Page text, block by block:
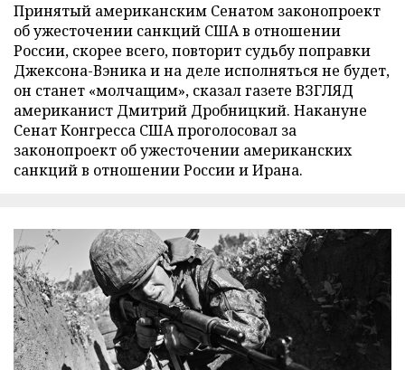
Принятый американским Сенатом законопроект
об ужесточении санкций США в отношении
России, скорее всего, повторит судьбу поправки
Джексона-Вэника и на деле исполняться не будет,
он станет «молчащим», сказал газете ВЗГЛЯД
американист Дмитрий Дробницкий. Накануне
Сенат Конгресса США проголосовал за
законопроект об ужесточении американских
санкций в отношении России и Ирана.